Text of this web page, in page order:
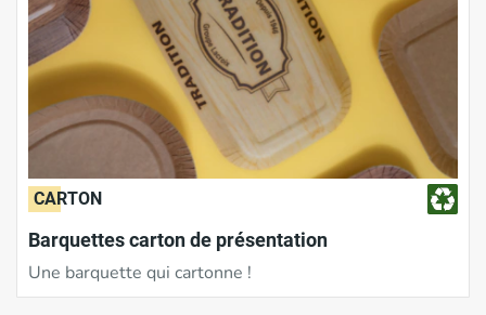
CARTON
Barquettes carton de présentation
Une barquette qui cartonne !